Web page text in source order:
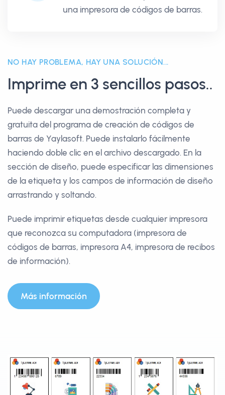
una impresora de códigos de barras.
NO HAY PROBLEMA, HAY UNA SOLUCIÓN...
Imprime en 3 sencillos pasos..
Puede descargar una demostración completa y
gratuita del programa de creación de códigos de
barras de Yaylasoft. Puede instalarlo fácilmente
haciendo doble clic en el archivo descargado. En la
sección de diseño, puede especificar las dimensiones
de la etiqueta y los campos de información de diseño
arrastrando y soltando.
Puede imprimir etiquetas desde cualquier impresora
que reconozca su computadora (impresora de
códigos de barras, impresora A4, impresora de recibos
de información).
Más información